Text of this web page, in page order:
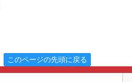
このページの先頭に戻る